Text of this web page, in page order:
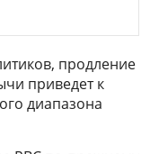
продление
приведет к
диапазона